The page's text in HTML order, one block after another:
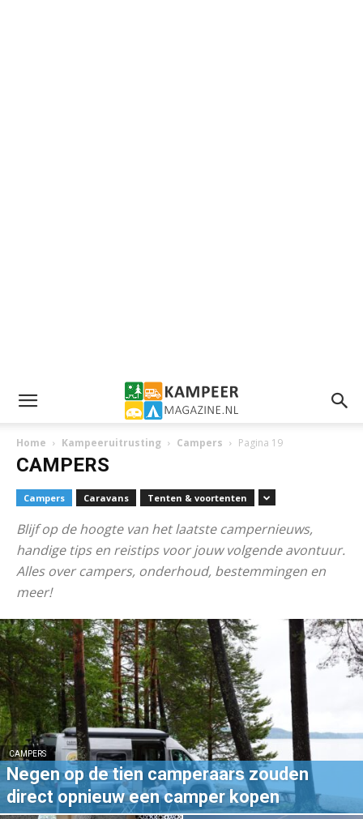
Home Kampeeruitrusting Campers Pagina 19
CAMPERS
Campers Caravans Tenten & voortenten
Blijf op de hoogte van het laatste campernieuws,
handige tips en reistips voor jouw volgende avontuur.
Alles over campers, onderhoud, bestemmingen en
meer!
CAMPERS
Negen op de tien camperaars zouden
direct opnieuw een camper kopen